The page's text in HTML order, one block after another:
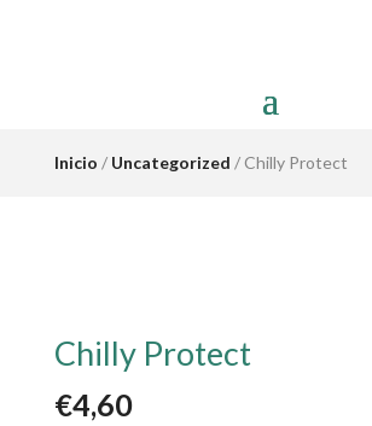
Inicio / Uncategorized / Chilly Protect
Chilly Protect
€4,60